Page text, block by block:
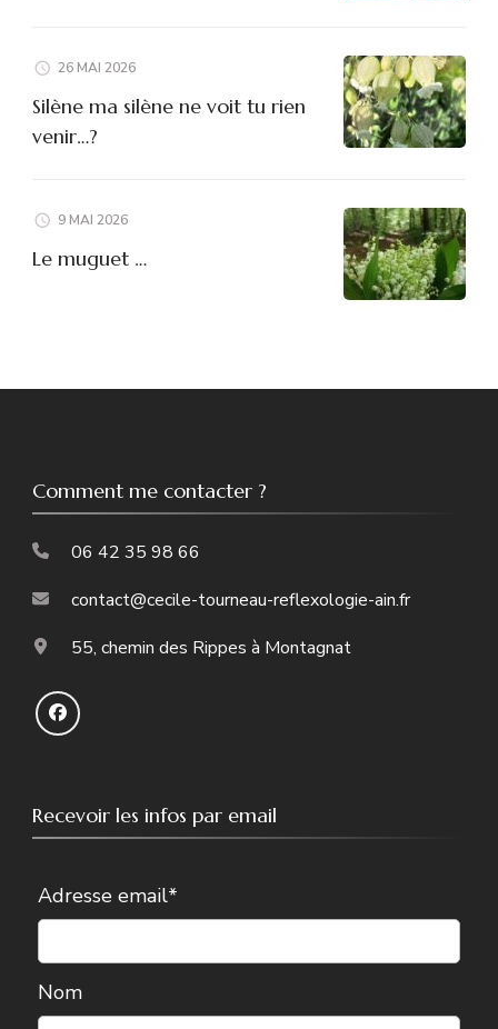
26 MAI 2026
Silène ma silène ne voit tu rien
venir…?
9 MAI 2026
Le muguet …
Comment me contacter ?
06 42 35 98 66
contact@cecile-tourneau-reflexologie-ain.fr
55, chemin des Rippes à Montagnat
Recevoir les infos par email
Adresse email*
Nom